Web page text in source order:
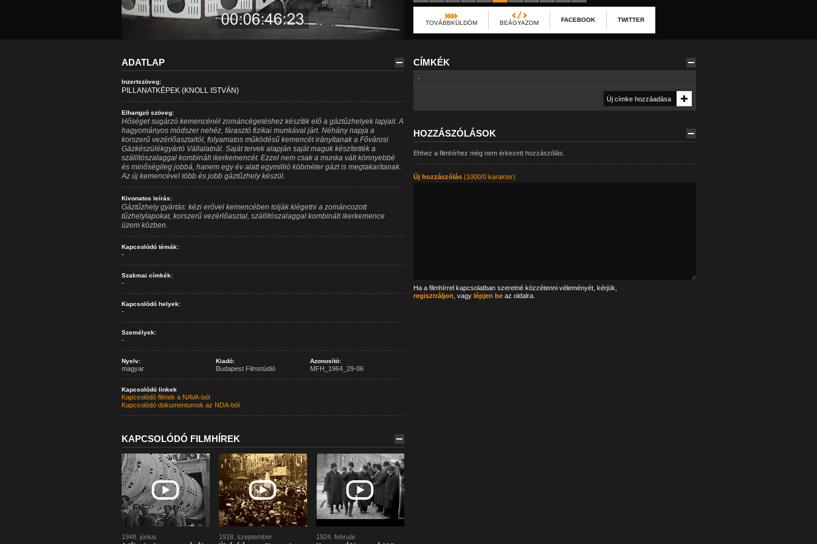
TOVÁBBKÜLDÖM BEÁGYAZOM FACEBOOK TWITTER
ADATLAP
Inzertszöveg:
PILLANATKÉPEK (KNOLL ISTVÁN)
Elhangzó szöveg:
Hőséget sugárzó kemencénél zománcégetéshez készítik elő a gáztűzhelyek lapjait. A
hagyományos módszer nehéz, fárasztó fizikai munkával járt. Néhány napja a
korszerű vezérlőasztaltól, folyamatos működésű kemencét irányítanak a Fővárosi
Gázkészülékgyártó Vállalatnál. Saját tervek alapján saját maguk készítették a
szállítószalaggal kombinált ikerkemencét. Ezzel nem csak a munka vált könnyebbé
és minőségileg jobbá, hanem egy év alatt egymillió köbméter gázt is megtakarítanak.
Az új kemencével több és jobb gáztűzhely készül.
Kivonatos leírás:
Gáztűzhely gyártás: kézi erővel kemencében tolják kiégetni a zománcozott
tűzhelylapokat, korszerű vezérlőasztal, szállítószalaggal kombinált ikerkemence
üzem közben.
Kapcsolódó témák:
-
Szakmai címkék:
-
Kapcsolódó helyek:
-
Személyek:
-
Nyelv:
magyar
Kiadó:
Budapest Filmstúdió
Azonosító:
MFH_1964_29-06
Kapcsolódó linkek
Kapcsolódó filmek a NAVA-ból
Kapcsolódó dokumentumok az NDA-ból
KAPCSOLÓDÓ FILMHÍREK
1948. június
1918. szeptember
1924. február
CÍMKÉK
-
HOZZÁSZÓLÁSOK
Ehhez a filmhírhez még nem érkezett hozzászólás.
Új hozzászólás(1000/0 karakter)
Ha a filmhírrel kapcsolatban szeretné közzétenni véleményét, kérjük,
regisztráljon , vagy lépjen beaz oldalra.